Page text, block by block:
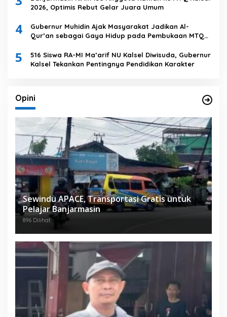
2026, Optimis Rebut Gelar Juara Umum
4
Gubernur Muhidin Ajak Masyarakat Jadikan Al-
Qur’an sebagai Gaya Hidup pada Pembukaan MTQ
5
516 Siswa RA-MI Ma’arif NU Kalsel Diwisuda, Gubernur
Kalsel Tekankan Pentingnya Pendidikan Karakter
Opini
Sewindu APACE, Transportasi Gratis untuk
Pelajar Banjarmasin
896 Dilihat